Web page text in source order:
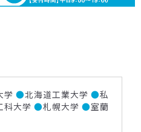
学●北海道工業大学 ●私
科大学●札幌大学 ●室蘭